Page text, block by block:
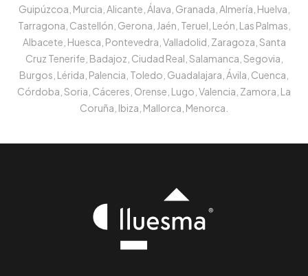
Guipúzcoa, Murcia, Alicante, Álava, Granada, Almería, Huelva,
Tarragona, Castellón, Gerona, Jaén, Teruel, León, Las Palmas,
Albacete, Huesca, Pontevedra, Valladolid, Zaragoza, Santa
Cruz Tenerife, Badajoz, Ciudad Real, Salamanca, Segovia,
Burgos, Lérida, Palencia, Toledo, Guadalajara, Ávila, Cuenca,
Córdoba, Soria, Cáceres, Orense, Lugo, Valencia, Zamora, La
Coruña, Ibiza, Mallorca, Menorca.